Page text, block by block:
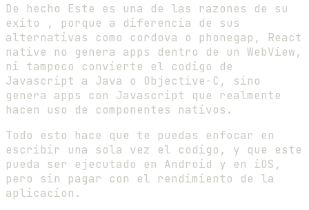
De hecho Este es una de las razones de su
exito , porque a diferencia de sus
alternativas como cordova o phonegap, React
native no genera apps dentro de un WebView,
ni tampoco convierte el codigo de
Javascript a Java o Objective-C, sino
genera apps con Javascript que realmente
hacen uso de componentes nativos.
Todo esto hace que te puedas enfocar en
escribir una sola vez el codigo, y que este
pueda ser ejecutado en Android y en iOS,
pero sin pagar con el rendimiento de la
aplicacion.